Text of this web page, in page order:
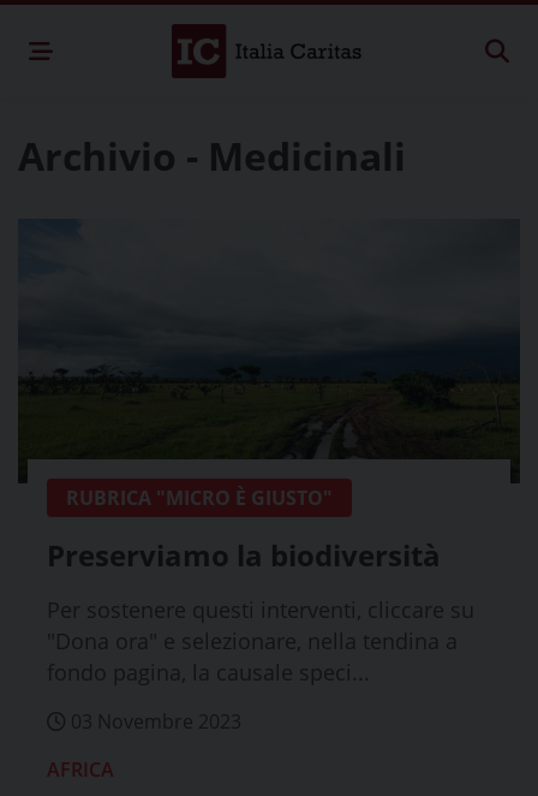
Archivio - Medicinali
RUBRICA "MICRO È GIUSTO"
Preserviamo la biodiversità
Per sostenere questi interventi, cliccare su
"Dona ora" e selezionare, nella tendina a
fondo pagina, la causale speci...
03 Novembre 2023
AFRICA